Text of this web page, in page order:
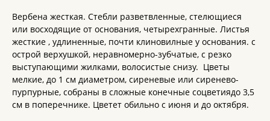
Вербена жесткая. Стебли разветвленные, стелющиеся
или восходящие от основания, четырехгранные. Листья
жесткие , удлиненные, почти клиновилные у основания. с
острой верхушкой, неравномерно-зубчатые, с резко
выступающими жилками, волосистые снизу. Цветы
мелкие, до 1 см диаметром, сиреневые или сиренево-
пурпурные, собраны в сложные конечные соцветиядо 3,5
см в поперечнике. Цветет обильно с июня и до октября.